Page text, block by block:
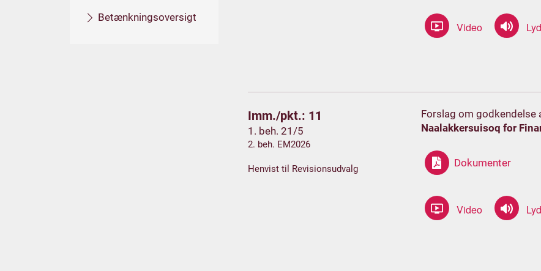
Betænkningsoversigt
Imm./pkt.: 11
1. beh. 21/5
2. beh. EM2026
Henvist til Revisionsudvalg
Forslag om godkendelse
Naalakkersuisoq for
Dokumenter